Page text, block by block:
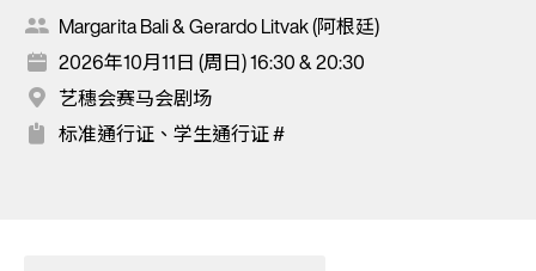
Margarita Bali & Gerardo Litvak (阿根廷)
2026年10月11日 (周日) 16:30 & 20:30
艺穗会赛马会剧场
标准通行证、学生通行证 #